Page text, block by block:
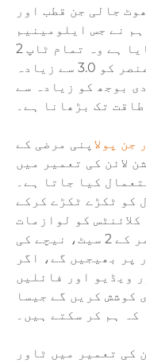
جالی جن قطب اور
نے جس ایلومینیم
کا مرکب لگایا ہے وہ تمام ٹاپ 2A12 ہے، LY 12
میٹریل نہیں، یہ حفاظتی عنصر کو 3.0 سے زیادہ
بوجھ کو زیادہ سے
تک بڑھانا ہے۔
جن پول اپنی مرضی کے
لائن کی تعمیر میں
کیا جاتا ہے۔
کو ٹکڑے ٹکڑے کرکے
کو لوازمات
ڈبل پلیاں، نٹ، پیچ، کمر کے 2 سیٹ، نیچے کی
پر بھیجیں گے، اگر
ویڈیو اور فائلیں
کوشش کریں گے جیسا
کہ ہم کر سکتے ہیں۔
کی تعمیر میں ٹاور